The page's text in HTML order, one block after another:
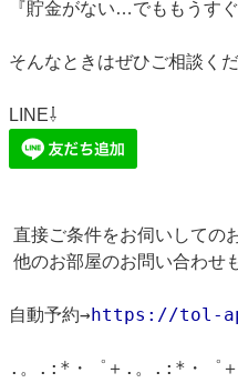
『貯金がない…でももうす
そんなときはぜひご相談く
LINE⇩
直接ご条件をお伺いしての
他のお部屋のお問い合わせ
自動予約→ https://tol-
.。.:*・゜＋.。.:*・゜